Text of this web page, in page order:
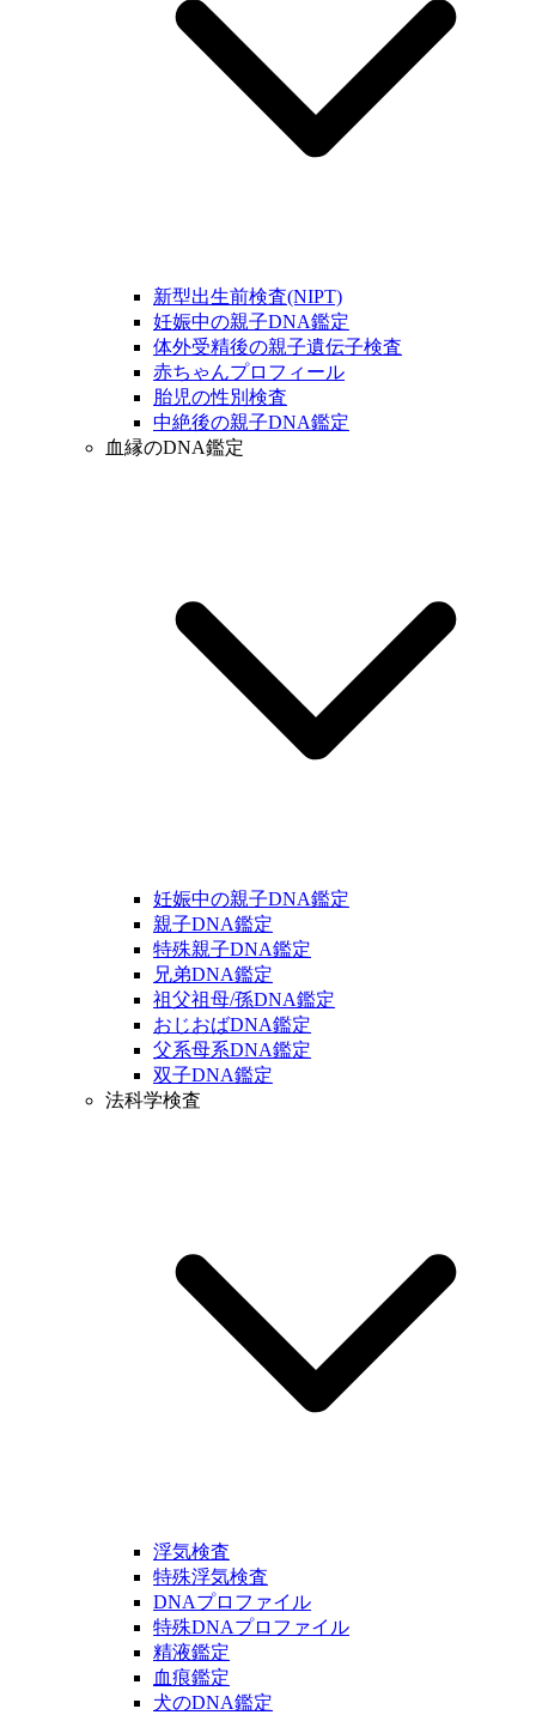
新型出生前検査(NIPT)
妊娠中の親子DNA鑑定
体外受精後の親子遺伝子検査
赤ちゃんプロフィール
胎児の性別検査
中絶後の親子DNA鑑定
血縁のDNA鑑定
妊娠中の親子DNA鑑定
親子DNA鑑定
特殊親子DNA鑑定
兄弟DNA鑑定
祖父祖母/孫DNA鑑定
おじおばDNA鑑定
父系母系DNA鑑定
双子DNA鑑定
法科学検査
浮気検査
特殊浮気検査
DNAプロファイル
特殊DNAプロファイル
精液鑑定
血痕鑑定
犬のDNA鑑定